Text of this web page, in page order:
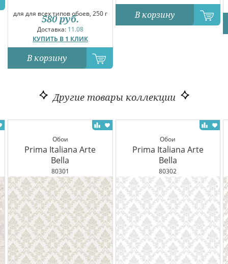
для для всех типов обоев, 250 г
Доставка: 11.08
КУПИТЬ В 1 КЛИК
580 руб.
В корзину
В корзину
Другие товары коллекции
Обои
Prima Italiana Arte
Bella
80301
Обои
Prima Italiana Arte
Bella
80302